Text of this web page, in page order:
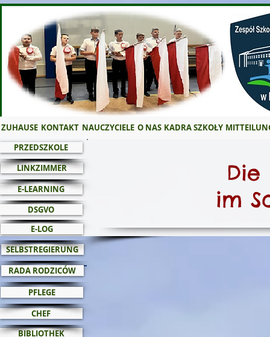
ZUHAUSE KONTAKT NAUCZYCIELE O NAS KADRA SZKOŁY
Die
im
SELBSTREGIERUNG
BIBLIOTHEK
CHEF
E-LEARNING
DSGVO
E-LOG
RADA RODZICÓW
PFLEGE
LINKZIMMER
PRZEDSZKOLE